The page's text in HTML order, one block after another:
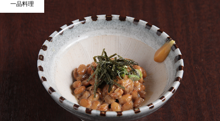
おすすめ
一品料理